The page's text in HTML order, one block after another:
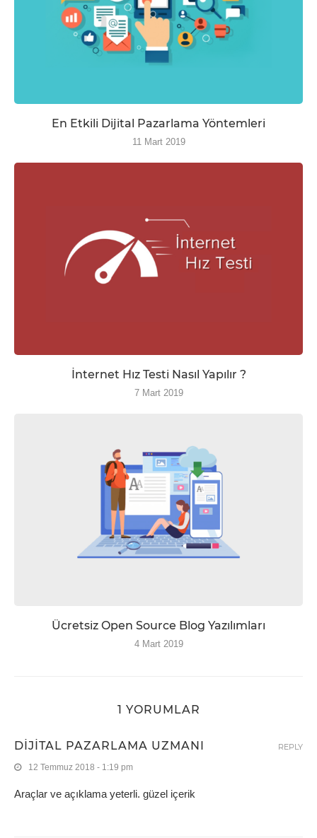
En Etkili Dijital Pazarlama Yöntemleri
11 Mart 2019
İnternet Hız Testi Nasıl Yapılır ?
7 Mart 2019
Ücretsiz Open Source Blog Yazılımları
4 Mart 2019
1 YORUMLAR
DIJITAL PAZARLAMA UZMANI
12 Temmuz 2018 - 1:19 pm
Araçlar ve açıklama yeterli. güzel içerik
REPLY